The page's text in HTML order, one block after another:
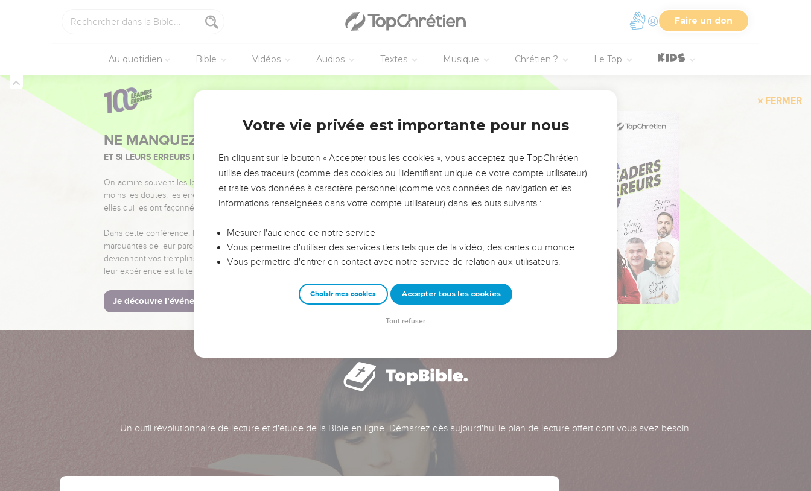
Faire un don
Au quotidien Bible Vidéos Audios Textes Musique Chrétien ? Le Top
FERMER
NE MANQUEZ PAS L’ÉVÉNEMENT DE L’ANNÉE !
ET SI LEURS ERREURS POUVAIENT VOUS ÉVITER LES VOTRES ?
On admire souvent les leaders pour leurs réussites, leur impact, leur foi ou leur vision. Mais on voit
moins les doutes, les erreurs et les saisons difficiles qu'ils ont traversés, alors même que ce sont
elles qui les ont façonnés.
Dans cette conférence, leaders, entrepreneurs, et responsables reviennent sur les erreurs
marquantes de leur parcours et les clés pour avancer avec plus de sagesse afin que leurs erreurs
deviennent vos tremplins. Que vous guidiez un ministère, une équipe, un groupe ou une famille,
leur expérience est faite pour vous.
Je découvre l’événement
Un outil révolutionnaire de lecture et d'étude de la Bible en ligne. Démarrez dès aujourd'hui le plan de lecture offert dont vous avez besoin.
Votre vie privée est importante pour nous
En cliquant sur le bouton « Accepter tous les cookies », vous acceptez que TopChrétien
utilise des traceurs (comme des cookies ou l'identifiant unique de votre compte utilisateur)
et traite vos données à caractère personnel (comme vos données de navigation et les
informations renseignées dans votre compte utilisateur) dans les buts suivants :
Mesurer l'audience de notre service
Vous permettre d'utiliser des services tiers tels que de la vidéo, des cartes du monde…
Vous permettre d'entrer en contact avec notre service de relation aux utilisateurs.
Choisir mes cookies Accepter tous les cookies
Tout refuser